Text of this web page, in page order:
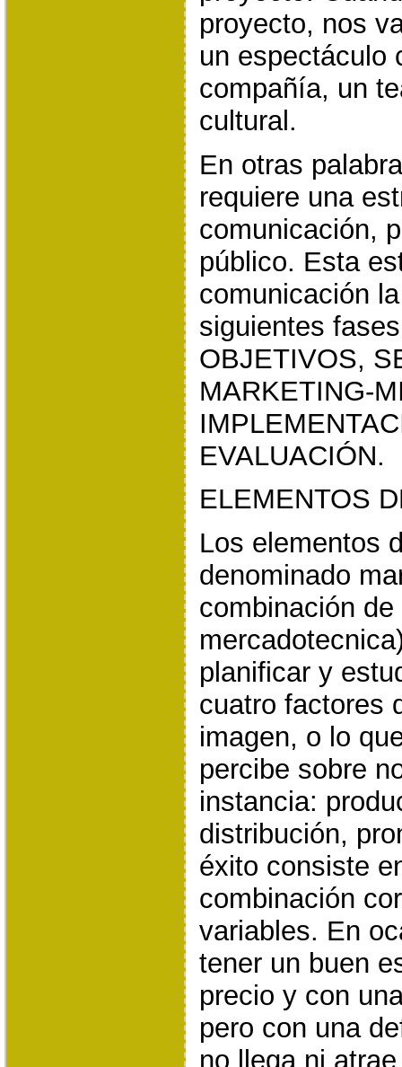
proyecto, nos
un espectáculo
compañía, un
cultural.
En otras
requiere una
comunicación,
público. Esta
comunicación
siguientes
OBJETIVOS,
MARKETING-
EVALUACIÓN.
ELEMENTOS
Los elementos
denominado
combinación
planificar y
cuatro factores
imagen, o lo
percibe sobre
instancia:
distribución,
éxito consiste
combinación
variables. En
tener un buen
precio y con
pero con una
no llega ni